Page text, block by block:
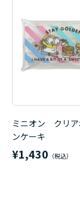
ミニオン クリア
ンケーキ
¥1,430